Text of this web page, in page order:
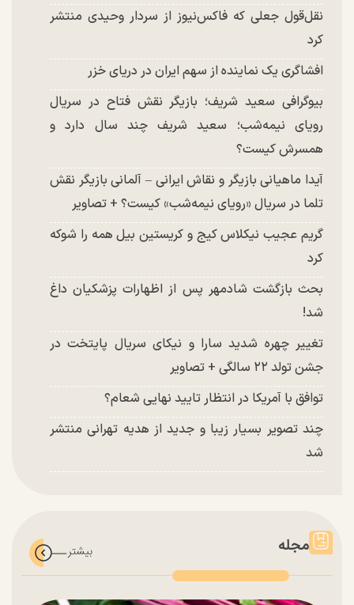
نقل‌قول جعلی که فاکس‌نیوز از سردار وحیدی منتشر
کرد
افشاگری یک نماینده از سهم ایران در دریای خزر
بیوگرافی سعید شریف؛ بازیگر نقش فتاح در سریال
رویای نیمه‌شب؛ سعید شریف چند سال دارد و
همسرش کیست؟
آیدا ماهیانی بازیگر و نقاش ایرانی – آلمانی بازیگر نقش
تلما در سریال «رویای نیمه‌شب» کیست؟ + تصاویر
گریم عجیب نیکلاس کیج و کریستین بیل همه را شوکه
کرد
بحث بازگشت شادمهر پس از اظهارات پزشکیان داغ
شد!
تغییر چهره شدید سارا و نیکای سریال پایتخت در
جشن تولد ۲۲ سالگی + تصاویر
توافق با آمریکا در انتظار تایید نهایی شعام؟
چند تصویر بسیار زیبا و جدید از هدیه تهرانی منتشر
شد
مجله